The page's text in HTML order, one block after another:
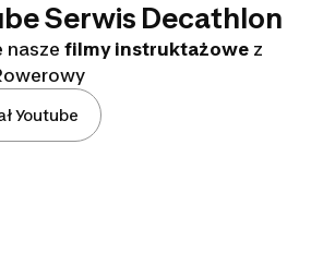
Serwis Decathlon
nasze filmy instruktażowe z
Youtube